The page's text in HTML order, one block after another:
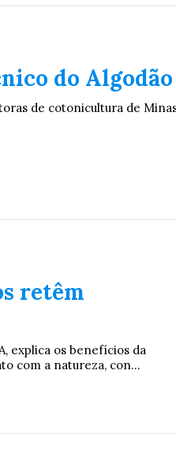
do Algodão
de cotonicultura de
retêm
explica os benefícios da
com a natureza, con...